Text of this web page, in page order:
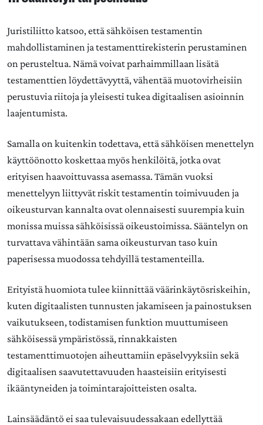
Juristiliitto katsoo, että sähköisen testamentin
mahdollistaminen ja testamenttirekisterin perustaminen
on perusteltua. Nämä voivat parhaimmillaan lisätä
testamenttien löydettävyyttä, vähentää muotovirheisiin
perustuvia riitoja ja yleisesti tukea digitaalisen asioinnin
laajentumista.
Samalla on kuitenkin todettava, että sähköisen menettelyn
käyttöönotto koskettaa myös henkilöitä, jotka ovat
erityisen haavoittuvassa asemassa. Tämän vuoksi
menettelyyn liittyvät riskit testamentin toimivuuden ja
oikeusturvan kannalta ovat olennaisesti suurempia kuin
monissa muissa sähköisissä oikeustoimissa. Sääntelyn on
turvattava vähintään sama oikeusturvan taso kuin
paperisessa muodossa tehdyillä testamenteilla.
Erityistä huomiota tulee kiinnittää väärinkäytösriskeihin,
kuten digitaalisten tunnusten jakamiseen ja painostuksen
vaikutukseen, todistamisen funktion muuttumiseen
sähköisessä ympäristössä, rinnakkaisten
testamenttimuotojen aiheuttamiin epäselvyyksiin sekä
digitaalisen saavutettavuuden haasteisiin erityisesti
ikääntyneiden ja toimintarajoitteisten osalta.
Lainsäädäntö ei saa tulevaisuudessakaan edellyttää